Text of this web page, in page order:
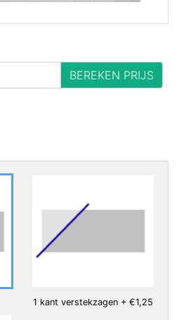
BEREKEN PRIJS
1 kant verstekzagen + €1,25